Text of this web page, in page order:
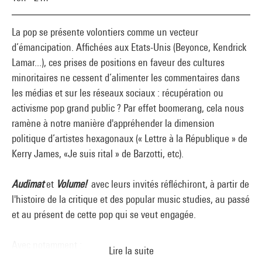
La pop se présente volontiers comme un vecteur
d’émancipation. Affichées aux Etats-Unis (Beyonce, Kendrick
Lamar...), ces prises de positions en faveur des cultures
minoritaires ne cessent d’alimenter les commentaires dans
les médias et sur les réseaux sociaux : récupération ou
activisme pop grand public ? Par effet boomerang, cela nous
ramène à notre manière d'appréhender la dimension
politique d’artistes hexagonaux (« Lettre à la République » de
Kerry James, «Je suis rital » de Barzotti, etc).
Audimatet Volume! avec leurs invités réfléchiront, à partir de
l'histoire de la critique et des popular music studies, au passé
et au présent de cette pop qui se veut engagée.
Lire la suite